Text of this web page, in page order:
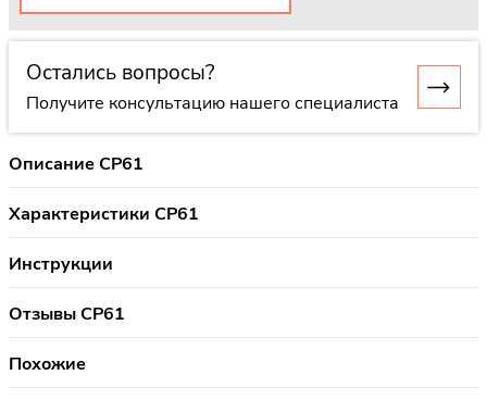
Остались вопросы?
Получите консультацию нашего специалиста
Описание CP61
Характеристики CP61
Инструкции
Отзывы CP61
Похожие